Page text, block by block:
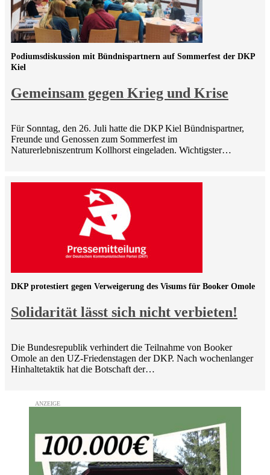
Gemeinsam gegen Krieg und Krise
Podiumsdiskussion mit Bündnispartnern auf Sommerfest der DKP
Kiel
Für Sonntag, den 26. Juli hatte die DKP Kiel Bündnispartner,
Freunde und Genossen zum Sommerfest im
Naturerlebniszentrum Kollhorst eingeladen. Wichtigster…
Solidarität lässt sich nicht verbieten!
DKP protestiert gegen Verweigerung des Visums für Booker Omole
Die Bundesrepublik verhindert die Teilnahme von Booker
Omole an den UZ-Friedenstagen der DKP. Nach wochenlanger
Hinhaltetaktik hat die Botschaft der…